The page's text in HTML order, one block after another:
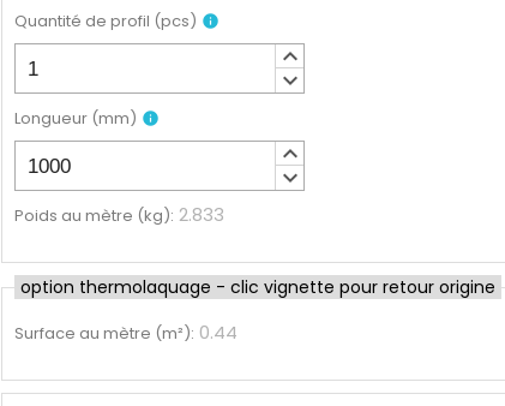
Quantité de profil (pcs) info
keyboard_arrow_up
keyboard_arrow_down
Longueur (mm) info
keyboard_arrow_up
keyboard_arrow_down
Poids au mètre (kg): 2.833
option thermolaquage - clic vignette pour retour origine
Surface au mètre (m²): 0.44